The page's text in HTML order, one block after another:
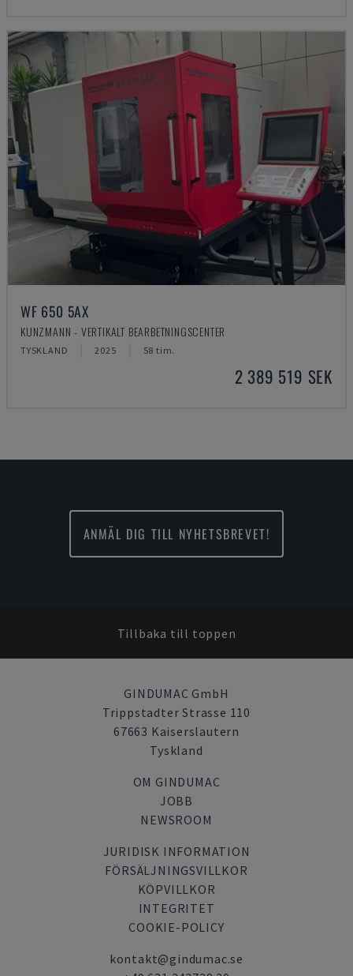
WF 650 5AX
KUNZMANN - VERTIKALT BEARBETNINGSCENTER
TYSKLAND 2025 58 tim.
2 389 519 SEK
ANMÄL DIG TILL NYHETSBREVET!
Tillbaka till toppen
GINDUMAC GmbH
Trippstadter Strasse 110
67663 Kaiserslautern
Tyskland
OM GINDUMAC
JOBB
NEWSROOM
JURIDISK INFORMATION
FÖRSÄLJNINGSVILLKOR
KÖPVILLKOR
INTEGRITET
COOKIE-POLICY
kontakt@gindumac.se